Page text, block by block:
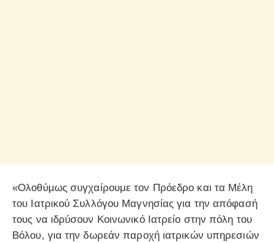
«Ολοθύμως συγχαίρουμε τον Πρόεδρο και τα Μέλη
του Ιατρικού Συλλόγου Μαγνησίας για την απόφασή
τους να ιδρύσουν Κοινωνικό Ιατρείο στην πόλη του
Βόλου, για την δωρεάν παροχή ιατρικών υπηρεσιών